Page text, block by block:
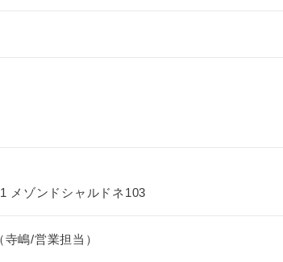
メゾンドシャルドネ103
嶋/営業担当）